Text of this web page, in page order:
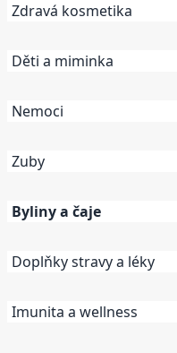
Zdravá kosmetika
Děti a miminka
Nemoci
Zuby
Byliny a čaje
Doplňky stravy a léky
Imunita a wellness